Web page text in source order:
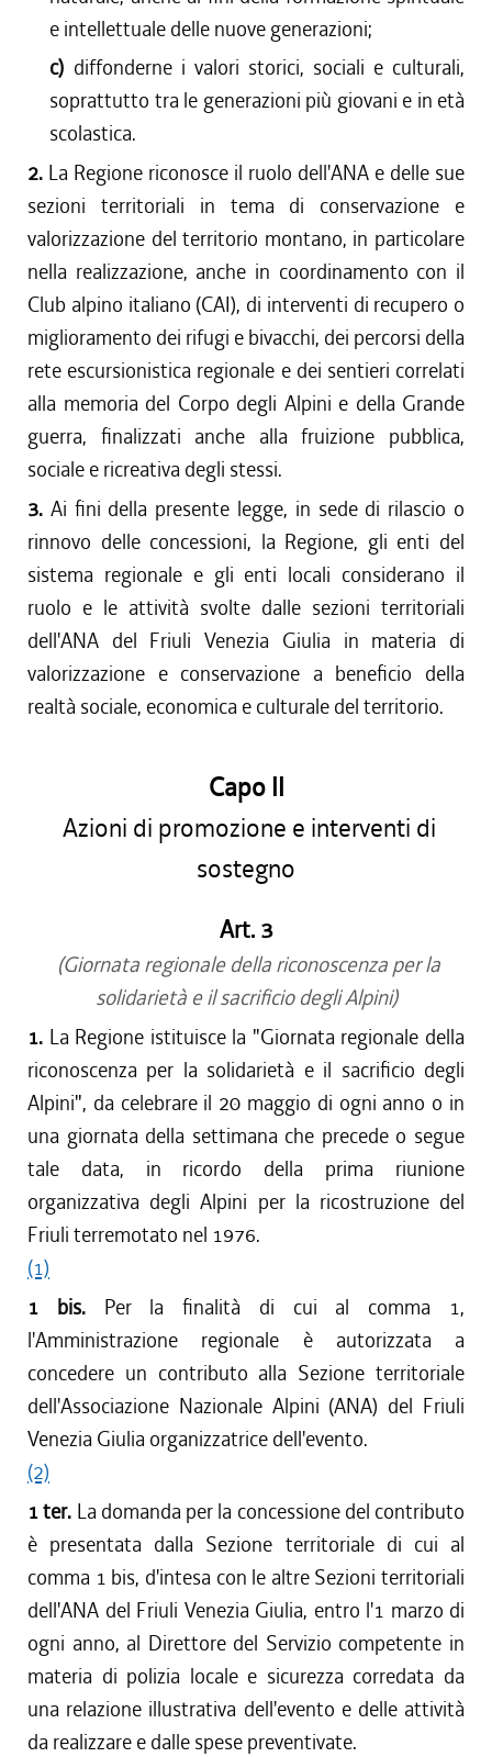
e intellettuale delle nuove generazioni;
c) diffonderne i valori storici, sociali e culturali,
soprattutto tra le generazioni più giovani e in età
scolastica.
2. La Regione riconosce il ruolo dell'ANA e delle sue
sezioni territoriali in tema di conservazione e
valorizzazione del territorio montano, in particolare
nella realizzazione, anche in coordinamento con il
Club alpino italiano (CAI), di interventi di recupero o
miglioramento dei rifugi e bivacchi, dei percorsi della
rete escursionistica regionale e dei sentieri correlati
alla memoria del Corpo degli Alpini e della Grande
guerra, finalizzati anche alla fruizione pubblica,
sociale e ricreativa degli stessi.
3. Ai fini della presente legge, in sede di rilascio o
rinnovo delle concessioni, la Regione, gli enti del
sistema regionale e gli enti locali considerano il
ruolo e le attività svolte dalle sezioni territoriali
dell'ANA del Friuli Venezia Giulia in materia di
valorizzazione e conservazione a beneficio della
realtà sociale, economica e culturale del territorio.
Capo II
Azioni di promozione e interventi di
sostegno
Art. 3
(Giornata regionale della riconoscenza per la
solidarietà e il sacrificio degli Alpini)
1. La Regione istituisce la "Giornata regionale della
riconoscenza per la solidarietà e il sacrificio degli
Alpini", da celebrare il 20 maggio di ogni anno o in
una giornata della settimana che precede o segue
tale data, in ricordo della prima riunione
organizzativa degli Alpini per la ricostruzione del
Friuli terremotato nel 1976.
(1)
1 bis. Per la finalità di cui al comma 1,
l'Amministrazione regionale è autorizzata a
concedere un contributo alla Sezione territoriale
dell'Associazione Nazionale Alpini (ANA) del Friuli
Venezia Giulia organizzatrice dell'evento.
(2)
1 ter. La domanda per la concessione del contributo
è presentata dalla Sezione territoriale di cui al
comma 1 bis, d'intesa con le altre Sezioni territoriali
dell'ANA del Friuli Venezia Giulia, entro l'1 marzo di
ogni anno, al Direttore del Servizio competente in
materia di polizia locale e sicurezza corredata da
una relazione illustrativa dell'evento e delle attività
da realizzare e dalle spese preventivate.